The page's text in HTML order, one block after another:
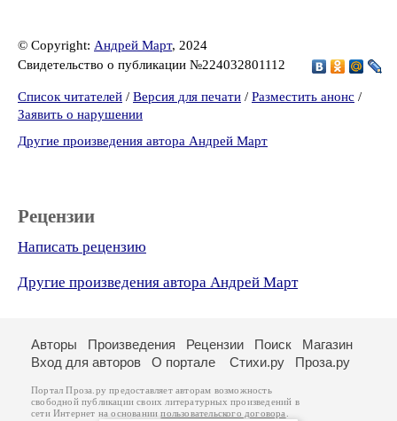
© Copyright: Андрей Март, 2024
Свидетельство о публикации №224032801112
Список читателей / Версия для печати / Разместить анонс /
Заявить о нарушении
Другие произведения автора Андрей Март
Рецензии
Написать рецензию
Другие произведения автора Андрей Март
Авторы Произведения Рецензии Поиск
Магазин
Вход для авторов
О портале Стихи.ру Проза.ру
Портал Проза.ру предоставляет авторам возможность
свободной публикации своих литературных произведений в
сети Интернет на основаниипользовательского договора